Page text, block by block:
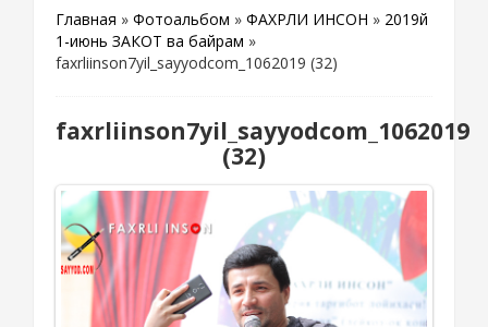
Главная » Фотоальбом » ФАХРЛИ ИНСОН » 2019й
1-июнь ЗАКОТ ва байрам »
faxrliinson7yil_sayyodcom_1062019 (32)
faxrliinson7yil_sayyodcom_1062019
(32)